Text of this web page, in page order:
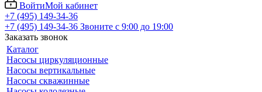
ВойтиМой кабинет
+7 (495) 149-34-36
+7 (495) 149-34-36 Звоните с 9:00 до 19:00
Заказать звонок
Каталог
Насосы циркуляционные
Насосы вертикальные
Насосы скважинные